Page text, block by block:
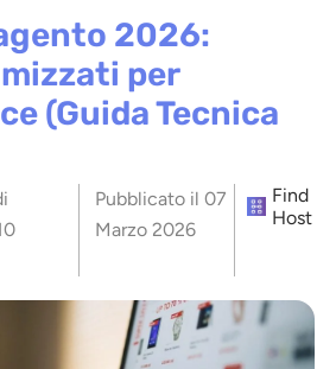
2026:
per
(Guida Tecnica
Pubblicato il07
Marzo 2026
Find
Host